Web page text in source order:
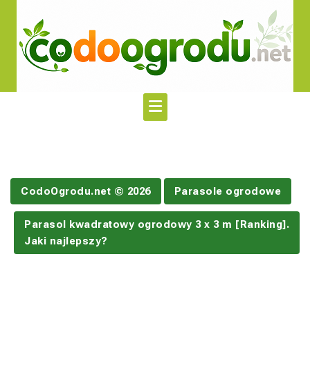
content
CodoOgrodu.net © 2026 Parasole ogrodowe
Parasol kwadratowy ogrodowy 3 x 3 m [Ranking].
Jaki najlepszy?